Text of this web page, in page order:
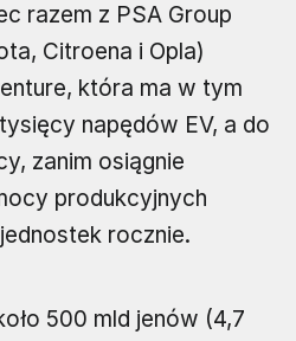
razem z PSA Group
Citroena i Opla)
która ma w tym
napędów EV, a do
zanim osiągnie
produkcyjnych
rocznie.
500 mld jenów (4,7